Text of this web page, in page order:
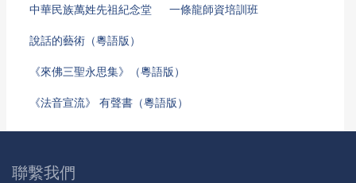
中華民族萬姓先祖紀念堂 一條龍師資培訓班
說話的藝術（粵語版）
《來佛三聖永思集》（粵語版）
《法音宣流》 有聲書（粵語版）
聯繫我們